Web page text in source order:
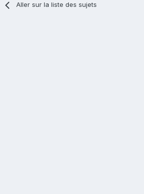
Aller sur la liste des sujets